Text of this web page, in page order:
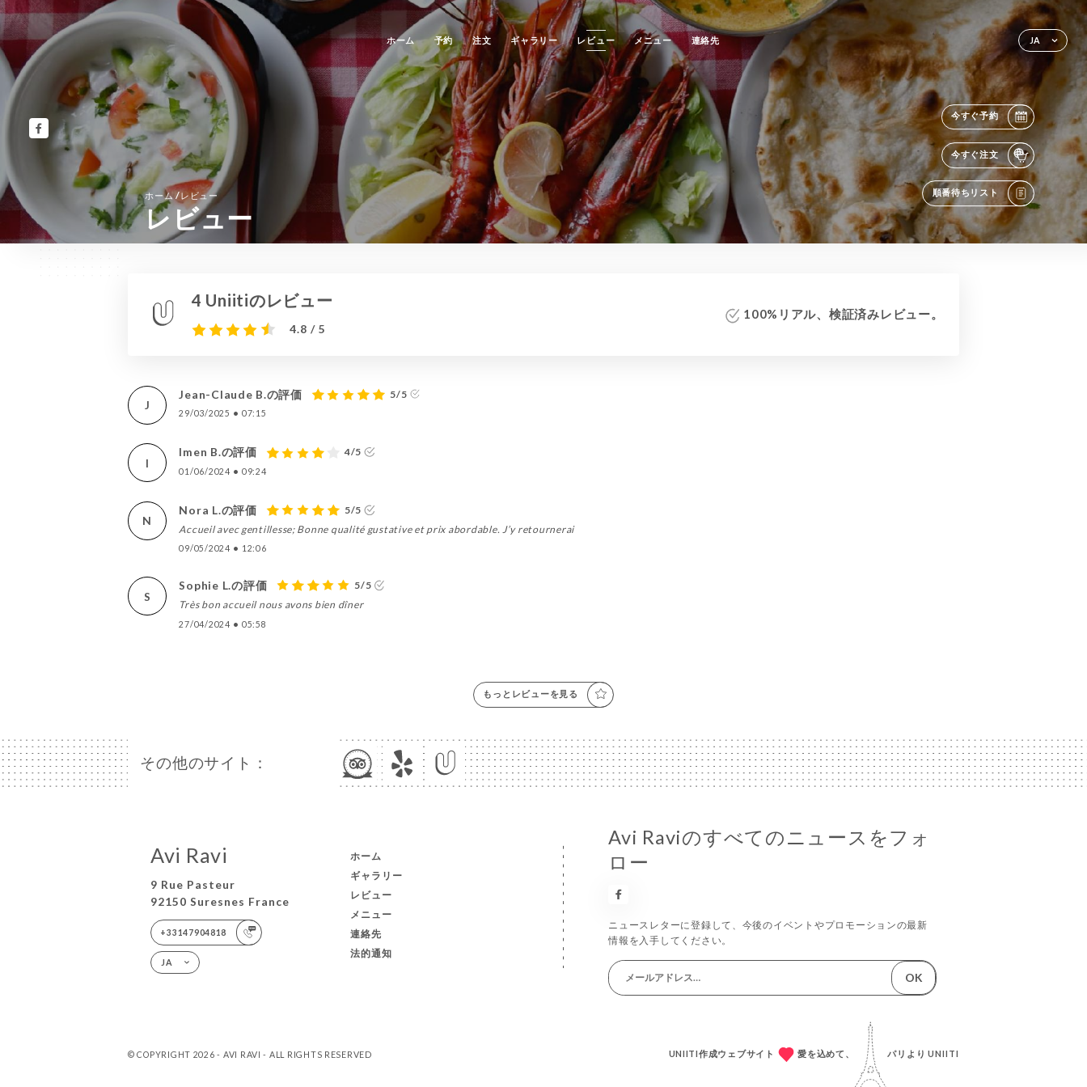
JA
ホーム 予約 注文 ギャラリー レビュー メニュー 連絡先
今すぐ予約
今すぐ注文
順番待ちリスト
ホーム/レビュー
レビュー
4 Uniitiのレビュー
4.8 / 5
100%リアル、検証済みレビュー。
J
Jean-Claude B.の評価 5/5
29/03/2025 • 07:15
I
Imen B.の評価 4/5
01/06/2024 • 09:24
N
Nora L.の評価
5/5
Accueil avec gentillesse; Bonne qualité gustative et prix abordable. J’y retournerai
09/05/2024 • 12:06
S
Sophie L.の評価
5/5
Très bon accueil nous avons bien dîner
27/04/2024 • 05:58
もっとレビューを見る
その他のサイト：
Avi Ravi
9 Rue Pasteur
92150 Suresnes France
+33147904818
JA
ホーム
ギャラリー
レビュー
メニュー
連絡先
法的通知
Avi Raviのすべてのニュースをフォ
ロー
ニュースレターに登録して、今後のイベントやプロモーションの最新
情報を入手してください。
OK
© COPYRIGHT 2026 - AVI RAVI - ALL RIGHTS RESERVED UNIITI作成ウェブサイト 愛を込めて、 パリよりUNIITI